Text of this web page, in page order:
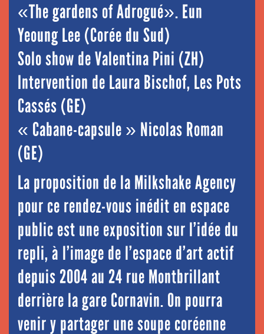
«The gardens of Adrogué». Eun
Yeoung Lee (Corée du Sud)
Solo show de Valentina Pini (ZH)
Intervention de Laura Bischof, Les Pots
Cassés (GE)
« Cabane-capsule » Nicolas Roman
(GE)
La proposition de la Milkshake Agency
pour ce rendez-vous inédit en espace
public est une exposition sur l’idée du
repli, à l’image de l’espace d’art actif
depuis 2004 au 24 rue Montbrillant
derrière la gare Cornavin. On pourra
venir y partager une soupe coréenne